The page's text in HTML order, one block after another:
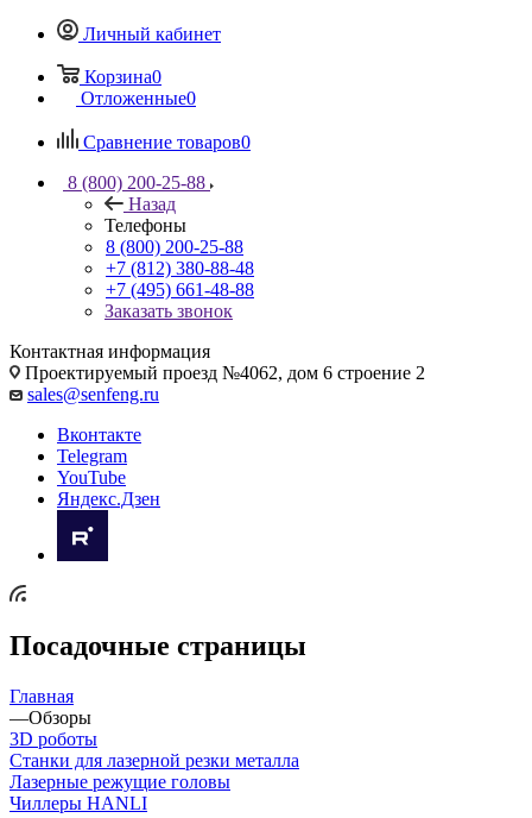
Личный кабинет
Корзина0
Отложенные0
Сравнение товаров0
8 (800) 200-25-88
Назад
Телефоны
8 (800) 200-25-88
+7 (812) 380-88-48
+7 (495) 661-48-88
Заказать звонок
Контактная информация
Проектируемый проезд №4062, дом 6 строение 2
sales@senfeng.ru
Вконтакте
Telegram
YouTube
Яндекс.Дзен
Посадочные страницы
Главная
—Обзоры
3D роботы
Станки для лазерной резки металла
Лазерные режущие головы
Чиллеры HANLI